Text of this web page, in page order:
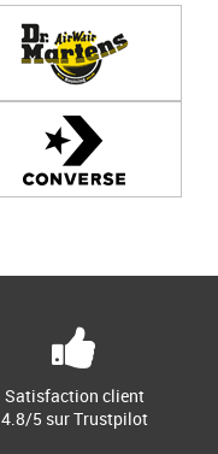
Satisfaction client
4.8/5 sur Trustpilot